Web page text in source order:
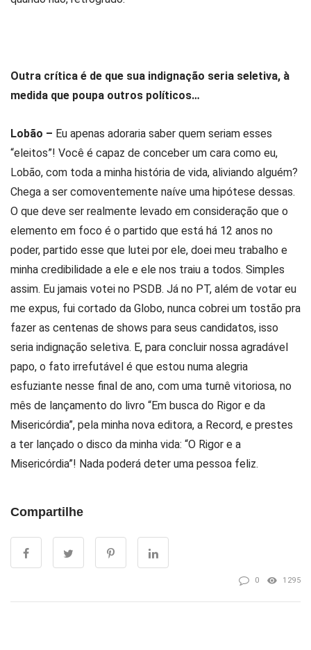
Outra crítica é de que sua indignação seria seletiva, à
medida que poupa outros políticos…
Lobão – Eu apenas adoraria saber quem seriam esses
“eleitos”! Você é capaz de conceber um cara como eu,
Lobão, com toda a minha história de vida, aliviando alguém?
Chega a ser comoventemente naíve uma hipótese dessas.
O que deve ser realmente levado em consideração que o
elemento em foco é o partido que está há 12 anos no
poder, partido esse que lutei por ele, doei meu trabalho e
minha credibilidade a ele e ele nos traiu a todos. Simples
assim. Eu jamais votei no PSDB. Já no PT, além de votar eu
me expus, fui cortado da Globo, nunca cobrei um tostão pra
fazer as centenas de shows para seus candidatos, isso
seria indignação seletiva. E, para concluir nossa agradável
papo, o fato irrefutável é que estou numa alegria
esfuziante nesse final de ano, com uma turnê vitoriosa, no
mês de lançamento do livro “Em busca do Rigor e da
Misericórdia”, pela minha nova editora, a Record, e prestes
a ter lançado o disco da minha vida: “O Rigor e a
Misericórdia”! Nada poderá deter uma pessoa feliz.
Compartilhe
0 1295